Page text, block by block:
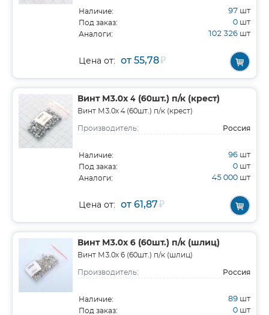
Наличие: 97 шт
Под заказ: 0 шт
Аналоги: 102 326 шт
Цена от: от 55,78₽
Винт М3.0х 4 (60шт.) п/к (крест)
Винт М3.0х 4 (60шт.) п/к (крест)
Производитель: Россия
Наличие: 96 шт
Под заказ: 0 шт
Аналоги: 45 000 шт
Цена от: от 61,87₽
Винт М3.0х 6 (60шт.) п/к (шлиц)
Винт М3.0х 6 (60шт.) п/к (шлиц)
Производитель: Россия
Наличие: 89 шт
Под заказ: 0 шт